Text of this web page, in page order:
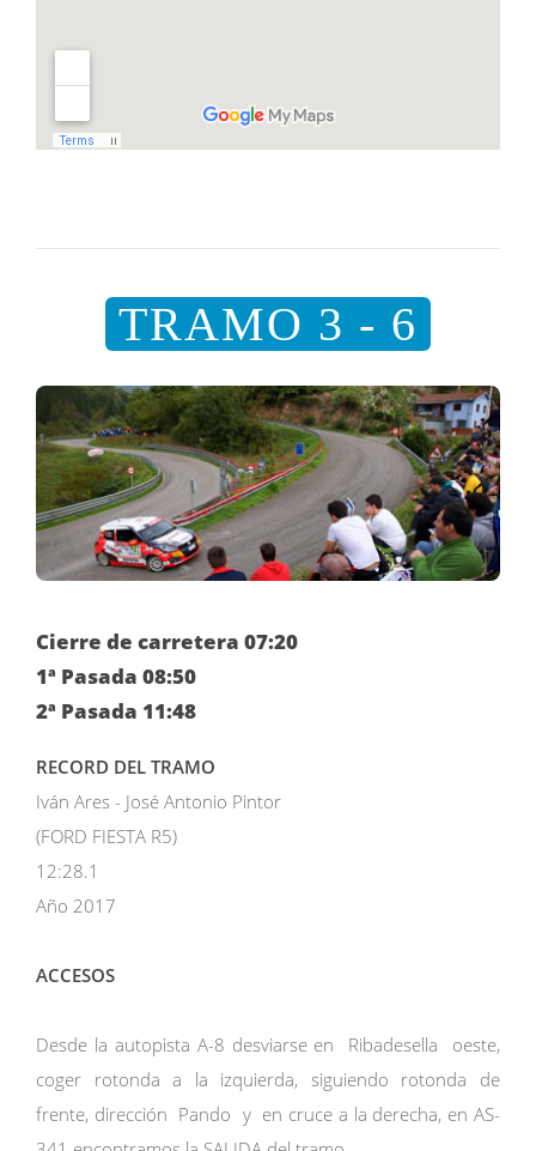
TRAMO 3 - 6
Cierre de carretera 07:20
1ª Pasada 08:50
2ª Pasada 11:48
RECORD DEL TRAMO
Iván Ares - José Antonio Pintor
(FORD FIESTA R5)
12:28.1
Año 2017
ACCESOS
Desde la autopista A-8 desviarse en Ribadesella oeste,
coger rotonda a la izquierda, siguiendo rotonda de
frente, dirección Pando y en cruce a la derecha, en AS-